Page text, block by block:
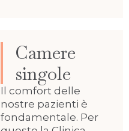
Camere
singole
Il comfort delle
nostre pazienti è
fondamentale. Per